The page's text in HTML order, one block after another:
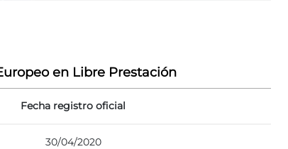
en Libre Prestación
Fecha registro oficial
30/04/2020